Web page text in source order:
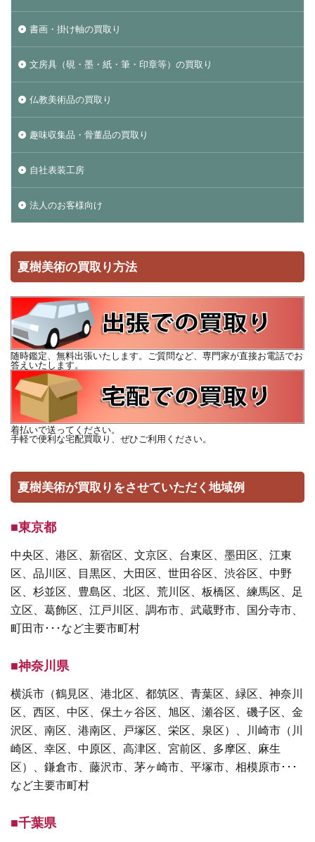
書画・掛け軸の買取り
文房具（硯・墨・紙・筆・印章等）の買取り
仏教美術品の買取り
趣味収集品・骨董品の買取り
自社表装工房
法人のお客様向け
夏樹美術の買取り方法
随時鑑定、無料出張いたします。ご質問など、専門家が直接お電話でお
答えいたします。
着払いで送ってください。
手軽で便利な宅配買取り、ぜひご利用ください。
夏樹美術が買取りをさせていただく地域例
■東京都
中央区、港区、新宿区、文京区、台東区、墨田区、江東
区、品川区、目黒区、大田区、世田谷区、渋谷区、中野
区、杉並区、豊島区、北区、荒川区、板橋区、練馬区、足
立区、葛飾区、江戸川区、調布市、武蔵野市、国分寺市、
町田市･･･など主要市町村
■神奈川県
横浜市（鶴見区、港北区、都筑区、青葉区、緑区、神奈川
区、西区、中区、保土ヶ谷区、旭区、瀬谷区、磯子区、金
沢区、南区、港南区、戸塚区、栄区、泉区）、川崎市（川
崎区、幸区、中原区、高津区、宮前区、多摩区、麻生
区）、鎌倉市、藤沢市、茅ヶ崎市、平塚市、相模原市･･･
など主要市町村
■千葉県